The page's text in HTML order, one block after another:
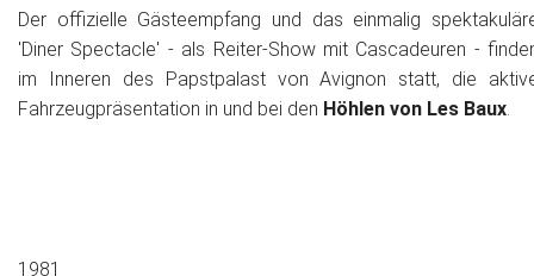
Der offizielle Gästeempfang und das einmalig
'Diner Spectacle' - als Reiter-Show mit Cascadeuren -
im Inneren des Papstpalast von Avignon statt, die
Fahrzeugpräsentation in und bei den Höhlen von Les Baux.
1981